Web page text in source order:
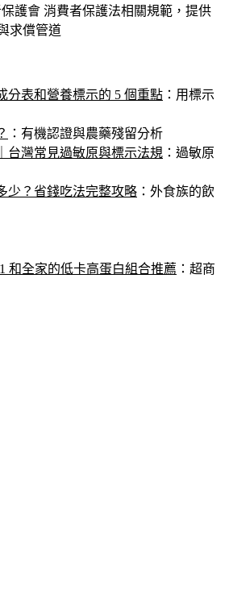
護會 消費者保護法相關規範，提供
求償管道
分表和營養標示的 5 個重點 ：用標示
：有機認證與農藥殘留分析
台灣常見過敏原與標示法規 ：過敏原
少？省錢吃法完整攻略 ：外食族的飲
和全家的低卡高蛋白組合推薦 ：超商